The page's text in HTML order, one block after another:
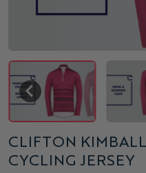
CLIFTON
CYCLING JERSEY